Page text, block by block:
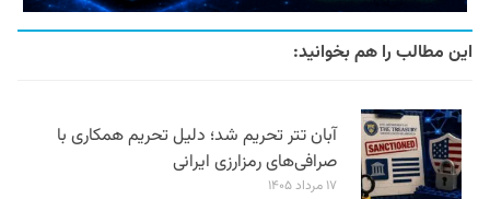
این مطالب را هم بخوانید:
آبان تتر تحریم شد؛ دلیل تحریم همکاری با
صرافی‌های رمزارزی ایرانی
۱۷ مرداد ۱۴۰۵